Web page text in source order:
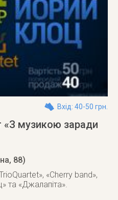
Вхід: 40-50 грн.
«З музикою заради
88)
«Cherry band»,
та «Джалапіта».